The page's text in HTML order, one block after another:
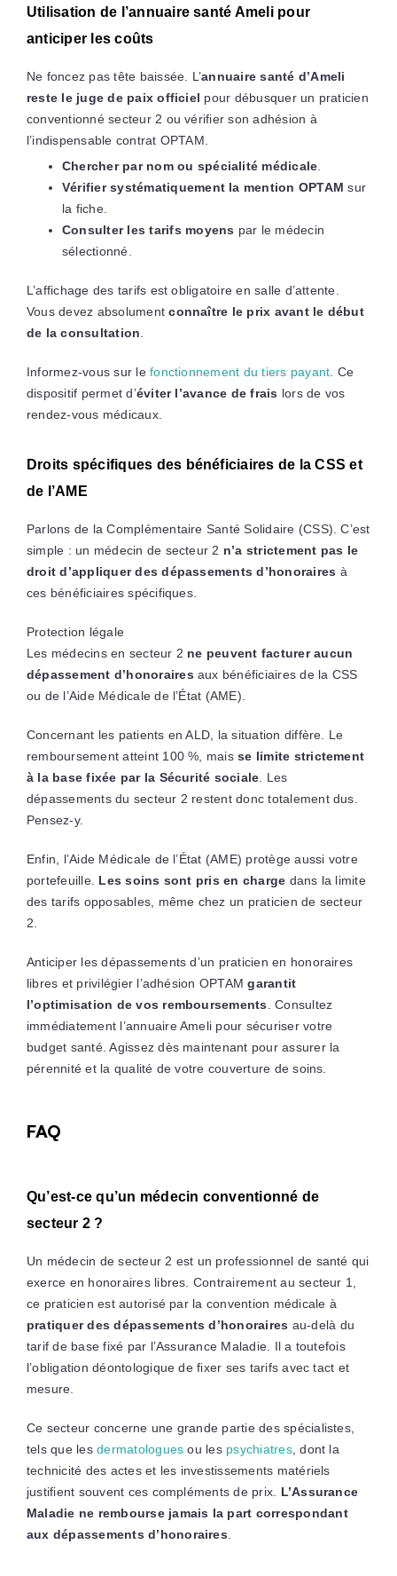
Utilisation de l’annuaire santé Ameli pour
anticiper les coûts
Ne foncez pas tête baissée. L’annuaire santé d’Ameli
reste le juge de paix officiel pour débusquer un praticien
conventionné secteur 2 ou vérifier son adhésion à
l’indispensable contrat OPTAM.
Chercher par nom ou spécialité médicale.
Vérifier systématiquement la mention OPTAM sur
la fiche.
Consulter les tarifs moyens par le médecin
sélectionné.
L’affichage des tarifs est obligatoire en salle d’attente.
Vous devez absolumentconnaître le prix avant le début
de la consultation.
Informez-vous sur lefonctionnement du tiers payant. Ce
dispositif permet d’éviter l’avance de frais lors de vos
rendez-vous médicaux.
Droits spécifiques des bénéficiaires de la CSS et
de l’AME
Parlons de la Complémentaire Santé Solidaire (CSS). C’est
simple : un médecin de secteur 2 n’a strictement pas le
droit d’appliquer des dépassements d’honoraires à
ces bénéficiaires spécifiques.
Protection légale
Les médecins en secteur 2 ne peuvent facturer aucun
dépassement d’honoraires aux bénéficiaires de la CSS
ou de l’Aide Médicale de l’État (AME).
Concernant les patients en ALD, la situation diffère. Le
remboursement atteint 100 %, maisse limite strictement
à la base fixée par la Sécurité sociale. Les
dépassements du secteur 2 restent donc totalement dus.
Pensez-y.
Enfin, l’Aide Médicale de l’État (AME) protège aussi votre
portefeuille. Les soins sont pris en charge dans la limite
des tarifs opposables, même chez un praticien de secteur
2.
Anticiper les dépassements d’un praticien en honoraires
libres et privilégier l’adhésion OPTAMgarantit
l’optimisation de vos remboursements. Consultez
immédiatement l’annuaire Ameli pour sécuriser votre
budget santé. Agissez dès maintenant pour assurer la
pérennité et la qualité de votre couverture de soins.
FAQ
Qu’est-ce qu’un médecin conventionné de
secteur 2 ?
Un médecin de secteur 2 est un professionnel de santé qui
exerce en honoraires libres. Contrairement au secteur 1,
ce praticien est autorisé par la convention médicale à
pratiquer des dépassements d’honoraires au-delà du
tarif de base fixé par l’Assurance Maladie. Il a toutefois
l’obligation déontologique de fixer ses tarifs avec tact et
mesure.
Ce secteur concerne une grande partie des spécialistes,
tels que lesdermatologues ou les psychiatres, dont la
technicité des actes et les investissements matériels
justifient souvent ces compléments de prix. L’Assurance
Maladie ne rembourse jamais la part correspondant
aux dépassements d’honoraires.